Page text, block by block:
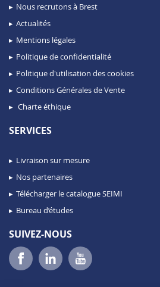
Nous recrutons à Brest
Actualités
Mentions légales
Politique de confidentialité
Politique d'utilisation des cookies
Conditions Générales de Vente
Charte éthique
SERVICES
Livraison sur mesure
Nos partenaires
Télécharger le catalogue SEIMI
Bureau d’études
SUIVEZ-NOUS